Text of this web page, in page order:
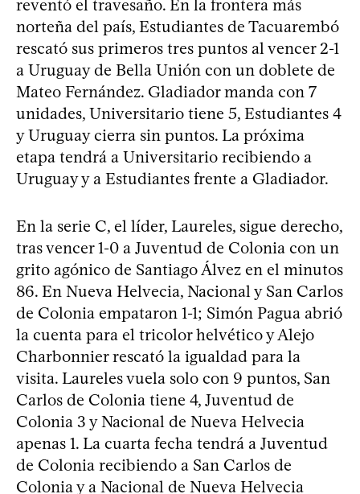
reventó el travesaño. En la frontera más
norteña del país, Estudiantes de Tacuarembó
rescató sus primeros tres puntos al vencer 2-1
a Uruguay de Bella Unión con un doblete de
Mateo Fernández. Gladiador manda con 7
unidades, Universitario tiene 5, Estudiantes 4
y Uruguay cierra sin puntos. La próxima
etapa tendrá a Universitario recibiendo a
Uruguay y a Estudiantes frente a Gladiador.
En la serie C, el líder, Laureles, sigue derecho,
tras vencer 1-0 a Juventud de Colonia con un
grito agónico de Santiago Álvez en el minutos
86. En Nueva Helvecia, Nacional y San Carlos
de Colonia empataron 1-1; Simón Pagua abrió
la cuenta para el tricolor helvético y Alejo
Charbonnier rescató la igualdad para la
visita. Laureles vuela solo con 9 puntos, San
Carlos de Colonia tiene 4, Juventud de
Colonia 3 y Nacional de Nueva Helvecia
apenas 1. La cuarta fecha tendrá a Juventud
de Colonia recibiendo a San Carlos de
Colonia y a Nacional de Nueva Helvecia